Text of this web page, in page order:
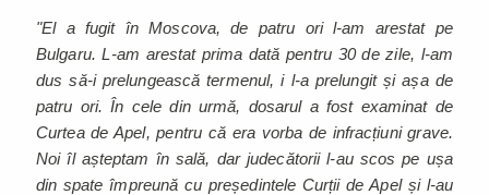
"El a fugit în Moscova, de patru ori l-am arestat pe
Bulgaru. L-am arestat prima dată pentru 30 de zile, l-am
dus să-i prelungească termenul, i l-a prelungit și așa de
patru ori. În cele din urmă, dosarul a fost examinat de
Curtea de Apel, pentru că era vorba de infracțiuni grave.
Noi îl așteptam în sală, dar judecătorii l-au scos pe ușa
din spate împreună cu președintele Curții de Apel și l-au